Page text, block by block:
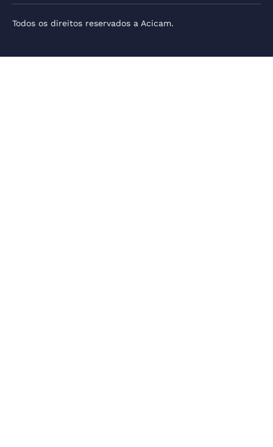
Todos os direitos reservados a Acicam.